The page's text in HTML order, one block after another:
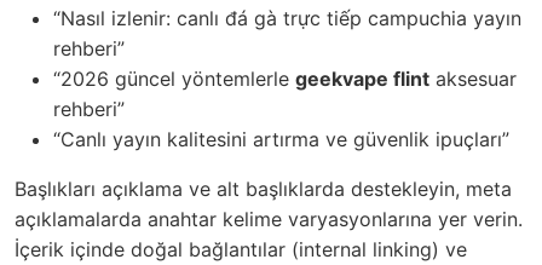
“Nasıl izlenir: canlı đá gà trực tiếp campuchia yayın
rehberi”
“2026 güncel yöntemlerle geekvape flint aksesuar
rehberi”
“Canlı yayın kalitesini artırma ve güvenlik ipuçları”
Başlıkları açıklama ve alt başlıklarda destekleyin, meta
açıklamalarda anahtar kelime varyasyonlarına yer verin.
İçerik içinde doğal bağlantılar (internal linking) ve